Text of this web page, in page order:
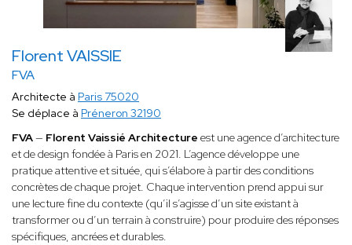
Florent VAISSIE
FVA
Architecte à Paris 75020
Se déplace à Préneron 32190
FVA— Florent Vaissié Architecture est une agence d’architecture
et de design fondée à Paris en 2021. L’agence développe une
pratique attentive et située, qui s’élabore à partir des conditions
concrètes de chaque projet. Chaque intervention prend appui sur
une lecture fine du contexte (qu’il s’agisse d’un site existant à
transformer ou d’un terrain à construire) pour produire des réponses
spécifiques, ancrées et durables.